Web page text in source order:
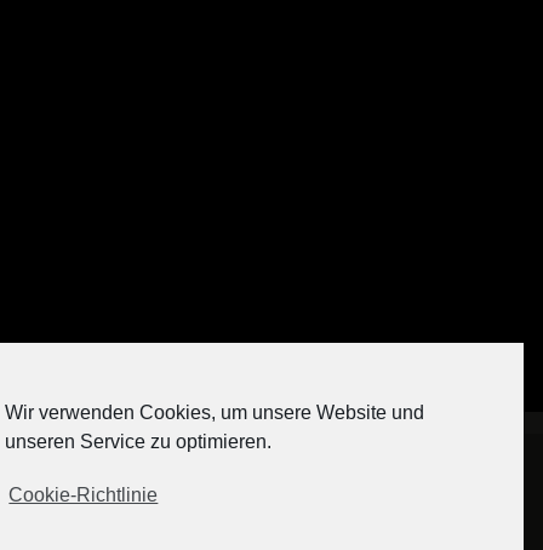
[contact-form-7 404 "Nicht gefunden"]
Wir verwenden Cookies, um unsere Website und
unseren Service zu optimieren.
Cookie-Richtlinie